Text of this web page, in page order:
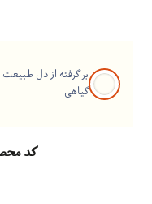
بر گرفته از دل طبیعت
گیاهی
کد